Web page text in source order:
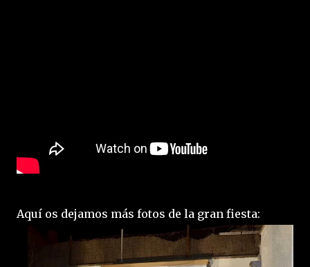
Aquí os dejamos más fotos de la gran fiesta: